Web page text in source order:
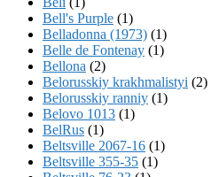
Bell's Purple (1)
Belladonna (1973) (1)
Belle de Fontenay (1)
Bellona (2)
Belorusskiy krakhmalistyi (2)
Belorusskiy ranniy (1)
Belovo 1013 (1)
BelRus (1)
Beltsville 2067-16 (1)
Beltsville 355-35 (1)